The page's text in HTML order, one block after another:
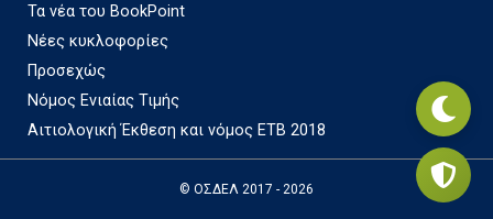
Τα νέα του BookPoint
Νέες κυκλοφορίες
Προσεχώς
Νόμος Ενιαίας Τιμής
Αιτιολογική Έκθεση και νόμος ΕΤΒ 2018
© ΟΣΔΕΛ 2017 - 2026